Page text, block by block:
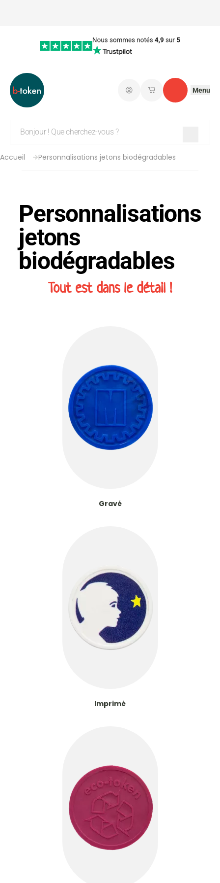
Connectez-vous
Mes paniers
Contact
Menu
Accueil Personnalisations jetons biodégradables
Personnalisations
jetons
biodégradables
Tout est dans le détail !
Gravé
Imprimé